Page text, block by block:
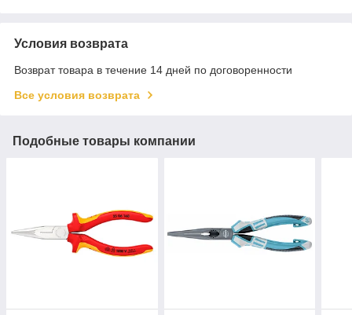
Условия возврата
Возврат товара в течение 14 дней по договоренности
Все условия возврата
Подобные товары компании